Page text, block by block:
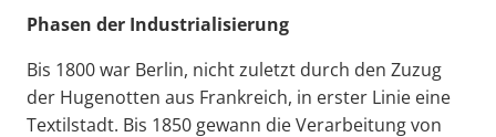
Phasen der Industrialisierung
Bis 1800 war Berlin, nicht zuletzt durch den Zuzug
der Hugenotten aus Frankreich, in erster Linie eine
Textilstadt. Bis 1850 gewann die Verarbeitung von